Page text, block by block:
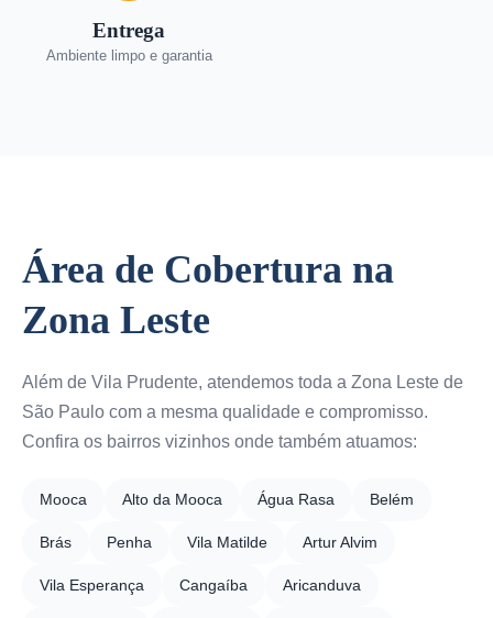
Entrega
Ambiente limpo e garantia
Área de Cobertura na
Zona Leste
Além de Vila Prudente, atendemos toda a Zona Leste de
São Paulo com a mesma qualidade e compromisso.
Confira os bairros vizinhos onde também atuamos:
Mooca Alto da Mooca Água Rasa Belém
Brás Penha Vila Matilde Artur Alvim
Vila Esperança Cangaíba Aricanduva